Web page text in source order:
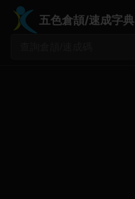
五色倉頡/速成字典